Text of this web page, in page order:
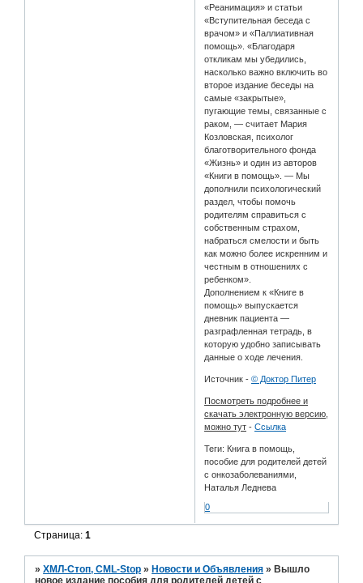
«Реанимация» и статьи
«Вступительная беседа с
врачом» и «Паллиативная
помощь». «Благодаря
откликам мы убедились,
насколько важно включить во
второе издание беседы на
самые «закрытые»,
пугающие темы, связанные с
раком, — считает Мария
Козловская, психолог
благотворительного фонда
«Жизнь» и один из авторов
«Книги в помощь». — Мы
дополнили психологический
раздел, чтобы помочь
родителям справиться с
собственным страхом,
набраться смелости и быть
как можно более искренним и
честным в отношениях с
ребенком».
Дополнением к «Книге в
помощь» выпускается
дневник пациента —
разграфленная тетрадь, в
которую удобно записывать
данные о ходе лечения.
Источник -© Доктор Питер
Посмотреть подробнее и
скачать электронную версию,
можно тут -Ссылка
Теги: Книга в помощь,
пособие для родителей детей
с онкозаболеваниями,
Наталья Леднева
0
Страница:1
»ХМЛ-Стоп, CML-Stop » Новости и Объявления » Вышло
новое издание пособия для родителей детей с